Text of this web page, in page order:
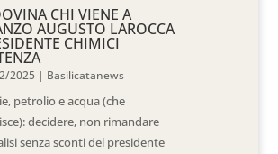
CHI VIENE A
AUGUSTO LAROCCA
CHIMICI
2025 | Basilicatanews
petrolio e acqua (che
decidere, non rimandare
senza sconti del presidente